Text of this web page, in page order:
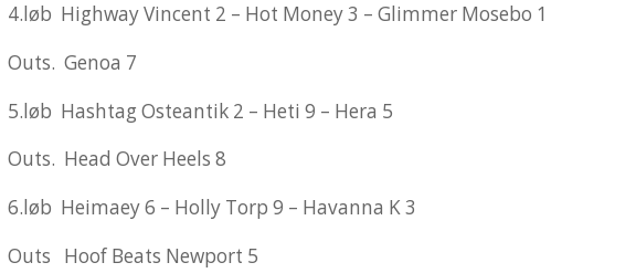
4.løb Highway Vincent 2 – Hot Money 3 – Glimmer Mosebo 1
Outs. Genoa 7
5.løb Hashtag Osteantik 2 – Heti 9 – Hera 5
Outs. Head Over Heels 8
6.løb Heimaey 6 – Holly Torp 9 – Havanna K 3
Outs Hoof Beats Newport 5